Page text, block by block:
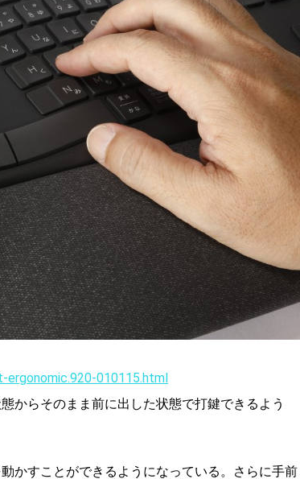
010115.html
からそのまま前に出した状態で打鍵できるよう
かすことができるようになっている。さらに手前